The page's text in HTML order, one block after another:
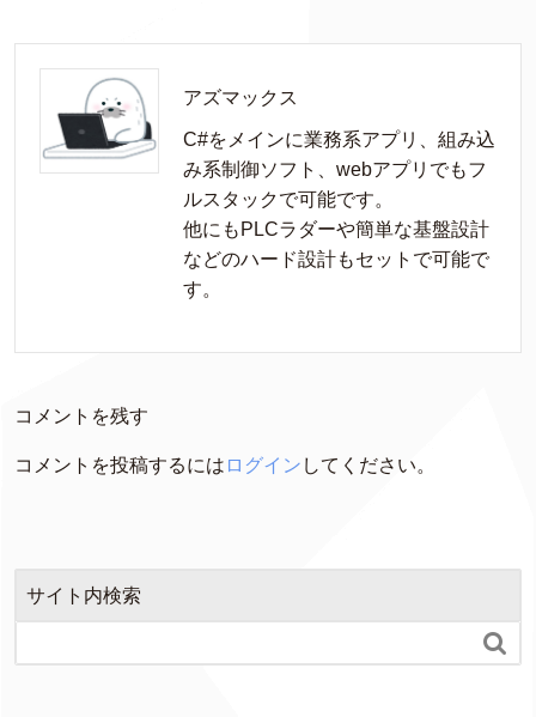
アズマックス
C#をメインに業務系アプリ、組み込
み系制御ソフト、webアプリでもフ
ルスタックで可能です。
他にもPLCラダーや簡単な基盤設計
などのハード設計もセットで可能で
す。
コメントを残す
コメントを投稿するには ログイン してください。
サイト内検索
